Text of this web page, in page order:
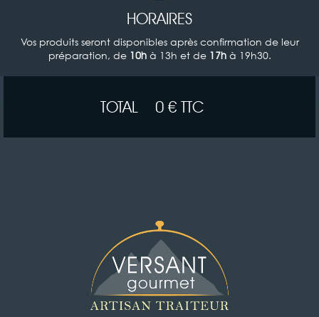
HORAIRES
Vos produits seront disponibles après confirmation de leur
préparation, de 10hà 13h et de 17hà 19h30.
TOTAL 0 € TTC